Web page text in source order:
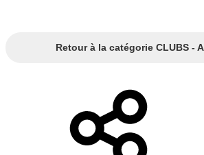
Retour à la catégorie CLUBS -